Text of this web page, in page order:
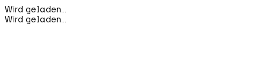
Wird geladen...
Wird geladen...